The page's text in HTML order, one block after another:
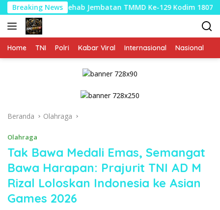
Langsung
ke
konten
Breaking News
Jembatan TMMD Ke-129 Kodim 1807/Sorong Selatan
Home TNI Polri Kabar Viral Internasional Nasional
Beranda Olahraga
Olahraga
Tak Bawa Medali Emas, Semangat
Bawa Harapan: Prajurit TNI AD M
Rizal Loloskan Indonesia ke Asian
Games 2026